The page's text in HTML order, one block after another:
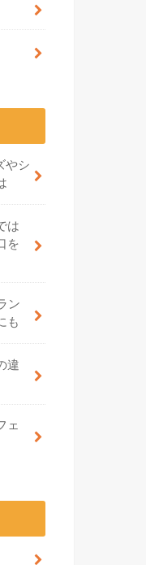
やシ
は
を
ン
も
違
ェ